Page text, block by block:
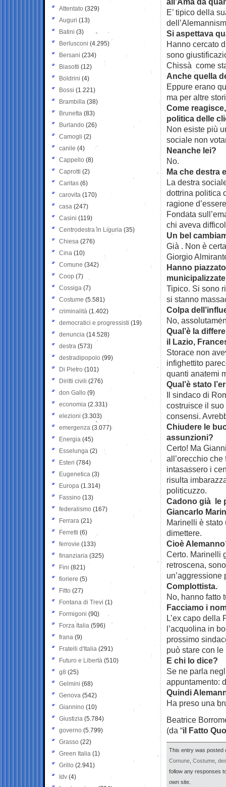
E’ tipico della
Si aspettava
Hanno cercato
sono
Chissà come
Anche quella
Eppure erano
ma per altre
Come
politica delle
Non esiste più
sociale non
Neanche lei?
No.
Ma che destra
La destra
dottrina politica
ragione
Fondata
chi aveva
Un bel
Già . Non è
Giorgio
Hanno
Tipico. Si sono
si stanno
Colpa
No,
Qual’è la
il Lazio,
Storace non
infighettito
quanti anatemi
Qual’è stato
Il sindaco di
costruisce il
consensi.
Chiudere le
assunzioni?
Certo! Ma
all’orecchio
intasassero i
risulta
politicuzzo.
Cadono già le
Giancarlo
Marinelli è stato
dimettere.
Cioè
Certo. Marinelli
retroscena,
un’aggressione
Complottista.
No, hanno fatto
Facciamo i
L’ex capo della
l’acquolina in
prossimo
può stare con
E chi lo dice?
Se ne parla
appuntamento:
Quindi
Ha preso una
Beatrice
(da “il Fatto
This entry was posted
Comune,Costume,
follow any responses
own site.
Attentato (329)
Auguri (13)
Batini (3)
Berlusconi (4.295)
Bersani (234)
Biasotti (12)
Boldrini (4)
Bossi (1.221)
Brambilla (38)
Brunetta (83)
Burlando (26)
Camogli (2)
canile (4)
Cappello (8)
Caprotti (2)
Caritas (6)
carovita (170)
casa (247)
Casini (119)
Centrodestra in Liguria (35)
Chiesa (276)
Cina (10)
Comune (342)
Coop (7)
Cossiga (7)
Costume (5.581)
criminalità (1.402)
democratici e progressisti (19)
denuncia (14.528)
destra (573)
destradipopolo (99)
Di Pietro (101)
Diritti civili (276)
don Gallo (9)
economia (2.331)
elezioni (3.303)
emergenza (3.077)
Energia (45)
Esselunga (2)
Esteri (784)
Eugenetica (3)
Europa (1.314)
Fassino (13)
federalismo (167)
Ferrara (21)
Ferretti (6)
ferrovie (133)
finanziaria (325)
Fini (821)
fioriere (5)
Fitto (27)
Fontana di Trevi (1)
Formigoni (90)
Forza Italia (596)
frana (9)
Fratelli d'Italia (291)
Futuro e Libertà (510)
g8 (25)
Gelmini (68)
Genova (542)
Giannino (10)
Giustizia (5.784)
governo (5.799)
Grasso (22)
Green Italia (1)
Grillo (2.941)
Idv (4)